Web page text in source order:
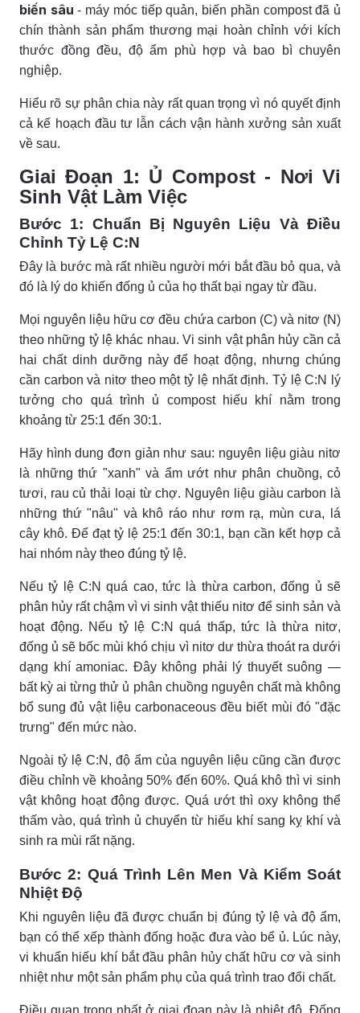
biến sâu - máy móc tiếp quản, biến phần compost đã ủ
chín thành sản phẩm thương mại hoàn chỉnh với kích
thước đồng đều, độ ẩm phù hợp và bao bì chuyên
nghiệp.
Hiểu rõ sự phân chia này rất quan trọng vì nó quyết định
cả kế hoạch đầu tư lẫn cách vận hành xưởng sản xuất
về sau.
Giai Đoạn 1: Ủ Compost - Nơi Vi
Sinh Vật Làm Việc
Bước 1: Chuẩn Bị Nguyên Liệu Và Điều
Chỉnh Tỷ Lệ C:N
Đây là bước mà rất nhiều người mới bắt đầu bỏ qua, và
đó là lý do khiến đống ủ của họ thất bại ngay từ đầu.
Mọi nguyên liệu hữu cơ đều chứa carbon (C) và nitơ (N)
theo những tỷ lệ khác nhau. Vi sinh vật phân hủy cần cả
hai chất dinh dưỡng này để hoạt động, nhưng chúng
cần carbon và nitơ theo một tỷ lệ nhất định. Tỷ lệ C:N lý
tưởng cho quá trình ủ compost hiếu khí nằm trong
khoảng từ 25:1 đến 30:1.
Hãy hình dung đơn giản như sau: nguyên liệu giàu nitơ
là những thứ "xanh" và ẩm ướt như phân chuồng, cỏ
tươi, rau củ thải loại từ chợ. Nguyên liệu giàu carbon là
những thứ "nâu" và khô ráo như rơm rạ, mùn cưa, lá
cây khô. Để đạt tỷ lệ 25:1 đến 30:1, bạn cần kết hợp cả
hai nhóm này theo đúng tỷ lệ.
Nếu tỷ lệ C:N quá cao, tức là thừa carbon, đống ủ sẽ
phân hủy rất chậm vì vi sinh vật thiếu nitơ để sinh sản và
hoạt động. Nếu tỷ lệ C:N quá thấp, tức là thừa nitơ,
đống ủ sẽ bốc mùi khó chịu vì nitơ dư thừa thoát ra dưới
dạng khí amoniac. Đây không phải lý thuyết suông —
bất kỳ ai từng thử ủ phân chuồng nguyên chất mà không
bổ sung đủ vật liệu carbonaceous đều biết mùi đó "đặc
trưng" đến mức nào.
Ngoài tỷ lệ C:N, độ ẩm của nguyên liệu cũng cần được
điều chỉnh về khoảng 50% đến 60%. Quá khô thì vi sinh
vật không hoạt động được. Quá ướt thì oxy không thể
thấm vào, quá trình ủ chuyển từ hiếu khí sang kỵ khí và
sinh ra mùi rất nặng.
Bước 2: Quá Trình Lên Men Và Kiểm Soát
Nhiệt Độ
Khi nguyên liệu đã được chuẩn bị đúng tỷ lệ và độ ẩm,
bạn có thể xếp thành đống hoặc đưa vào bể ủ. Lúc này,
vi khuẩn hiếu khí bắt đầu phân hủy chất hữu cơ và sinh
nhiệt như một sản phẩm phụ của quá trình trao đổi chất.
Điều quan trọng nhất ở giai đoạn này là nhiệt độ. Đống